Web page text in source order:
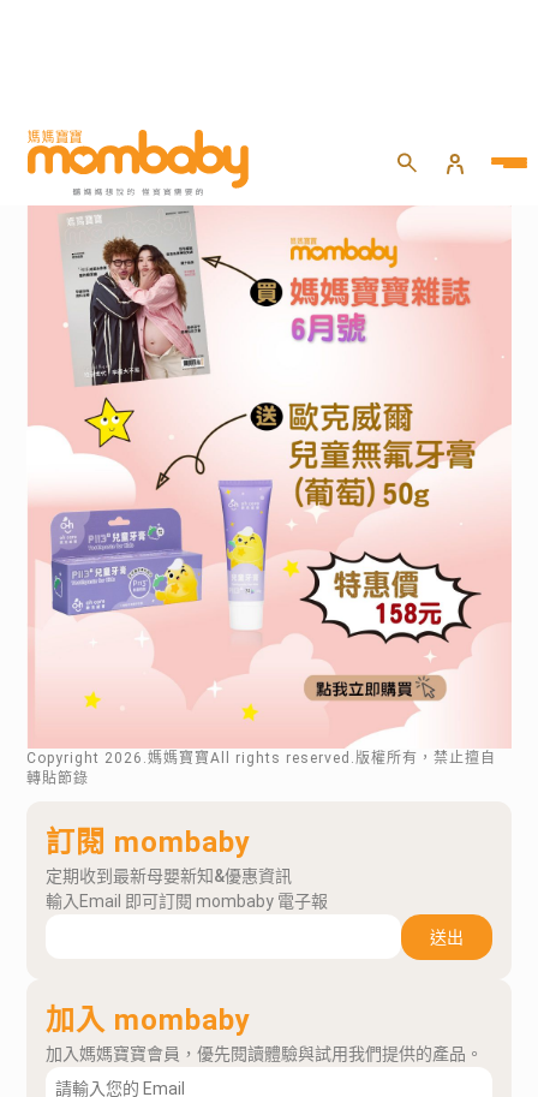
Copyright 2026 .媽媽寶寶All rights reserved.版權所有，禁止擅自
轉貼節錄
訂閱 mombaby
定期收到最新母嬰新知&優惠資訊
輸入Email 即可訂閱 mombaby 電子報
送出
加入 mombaby
加入媽媽寶寶會員，優先閱讀體驗與試用我們提供的產品。